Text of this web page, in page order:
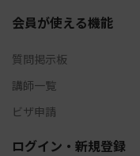
会員が使える機能
質問掲示板
講師一覧
ビザ申請
ログイン・新規登録